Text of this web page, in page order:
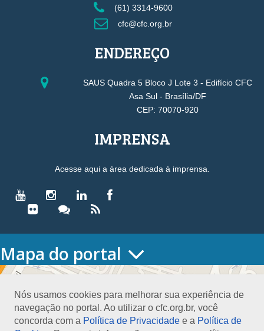
Nós usamos cookies para melhorar sua experiência de
navegação no portal. Ao utilizar o cfc.org.br, você
concorda com a Política de Privacidade e a Política de
(61) 3314-9600
cfc@cfc.org.br
ENDEREÇO
SAUS Quadra 5 Bloco J Lote 3 - Edifício CFC
Asa Sul - Brasília/DF
CEP: 70070-920
IMPRENSA
Acesse aqui a área dedicada à imprensa.
Mapa do portal
HOME
Conselho Diretor
Nossa Sede
Planejamento